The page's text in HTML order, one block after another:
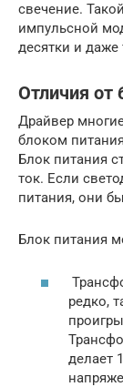
свечение.
импульсной
десятки и
Отличия от
Драйвер
блоком
Блок питания
ток. Если
питания, они
Блок питания
редко,
делает